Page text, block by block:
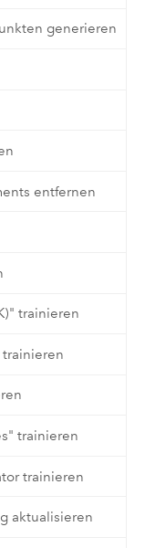
generieren
entfernen
trainieren
trainieren
trainieren
aktualisieren